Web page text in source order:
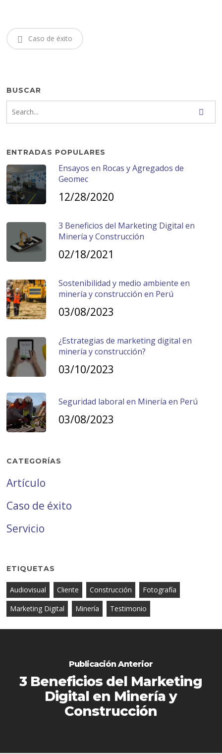
Caso de éxito
BUSCAR
ENTRADAS POPULARES
Ensayos en Rocas y Agregados de
Geomec
12/28/2020
3 Beneficios del Marketing Digital en
Minería y Construcción
02/18/2021
Sostenibilidad y medio ambiente en
minería y construcción en Perú
03/08/2023
¿Estrategias de marketing digital en
minería y construcción?
03/10/2023
Seguridad laboral en Minería en Perú
03/08/2023
CATEGORÍAS
Artículo
Caso de éxito
Servicio
ETIQUETAS
Audiovisual Cliente Construcción
Fotografía
Marketing Digital
Minería Testimonio
Publicación Anterior
3 Beneficios del Marketing
Digital en Minería y
Construcción